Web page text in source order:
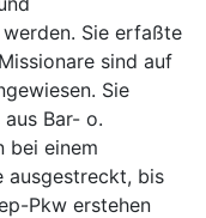
Sie erfaßte
sind auf
Sie
Bar- o.
bei einem
ausgestreckt, bis
Pkw erstehen